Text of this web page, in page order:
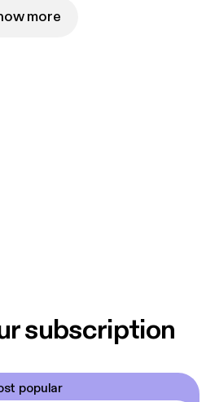
more
subscription
popular